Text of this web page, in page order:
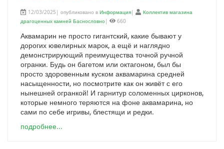
12/03/2025| опубликовано в Информация|
Коллектив магазина
драгоценных камней Баснословно| 660
Аквамарин не просто гигантский, какие бывают у
дорогих ювелирных марок, а ещё и наглядно
демонстрирующий преимущества точной ручной
огранки. Будь он багетом или октагоном, был бы
просто здоровенным куском аквамарина средней
насыщенности, но посмотрите как он живёт с его
нынешней огранкой! И гарнитур соломенных цирконов,
которые немного теряются на фоне аквамарина, но
сами по себе игривы, блестящи и редки.
подробнее...